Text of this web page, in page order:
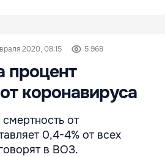
2020, 08:15 5 968
процент
коронавируса
от
0,4-4% от всех
в ВОЗ.